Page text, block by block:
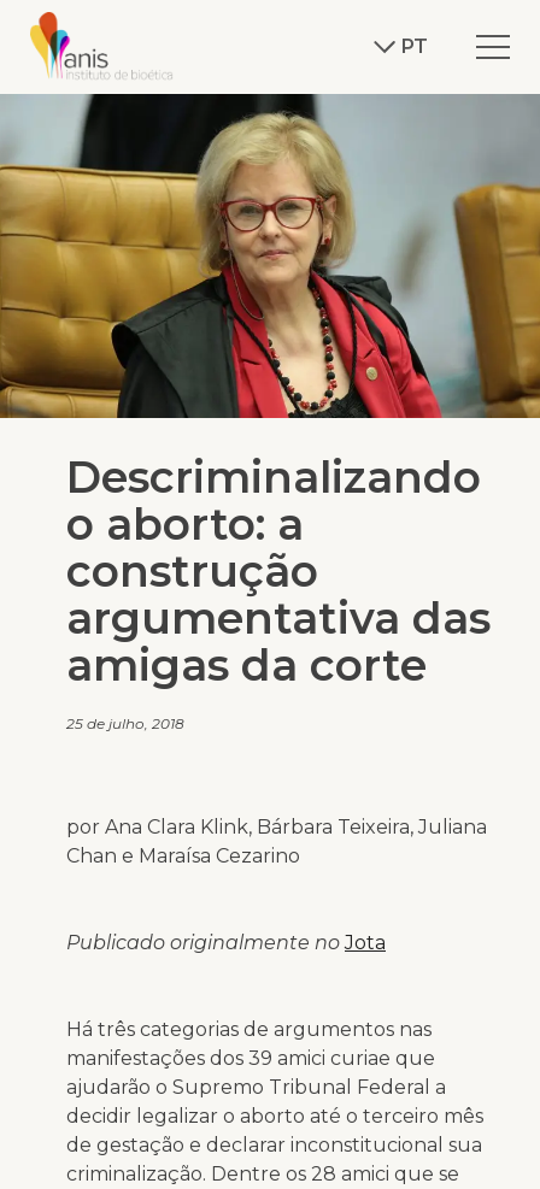
PT
Descriminalizando
o aborto: a
construção
argumentativa das
amigas da corte
25 de julho, 2018
por Ana Clara Klink, Bárbara Teixeira, Juliana
Chan e Maraísa Cezarino
Publicado originalmente no Jota
Há três categorias de argumentos nas
manifestações dos 39 amici curiae que
ajudarão o Supremo Tribunal Federal a
decidir legalizar o aborto até o terceiro mês
de gestação e declarar inconstitucional sua
criminalização. Dentre os 28 amici que se